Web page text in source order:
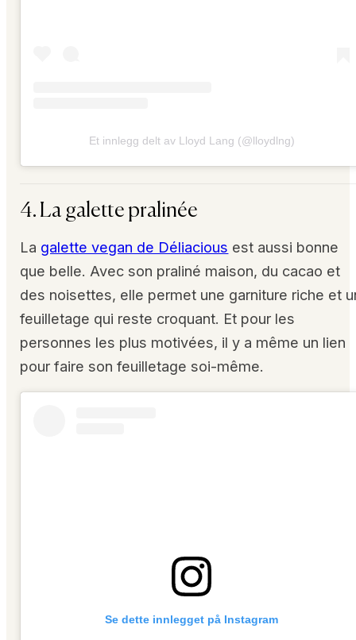
Et innlegg delt av Lloyd Lang (@lloydlng)
4. La galette pralinée
La galette vegan de Déliacious est aussi bonne
que belle. Avec son praliné maison, du cacao et
des noisettes, elle permet une garniture riche et
feuilletage qui reste croquant. Et pour les
personnes les plus motivées, il y a même un lien
pour faire son feuilletage soi-même.
Se dette innlegget på Instagram